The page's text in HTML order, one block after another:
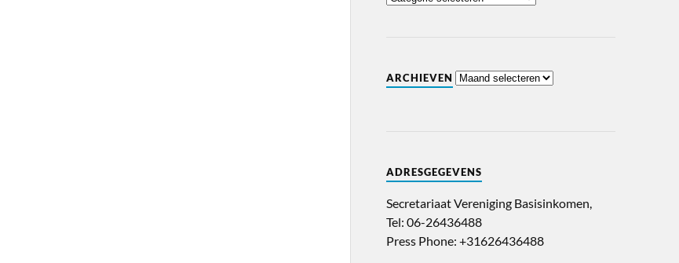
ARCHIEVEN
ADRESGEGEVENS
Secretariaat Vereniging Basisinkomen,
Tel: 06-26436488
Press Phone: +31626436488